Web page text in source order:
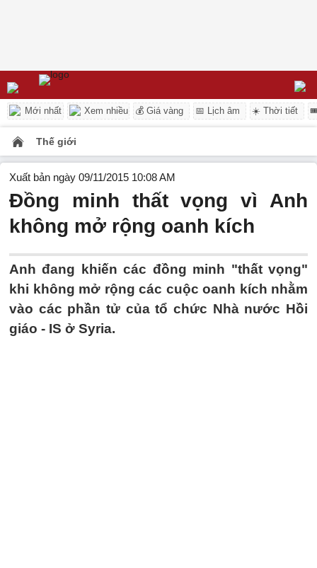
Mới nhất Xem nhiều 💰 Giá vàng 📅 Lịch âm ☀️ Thời tiết
Thế giới
Xuất bản ngày 09/11/2015 10:08 AM
Đồng minh thất vọng vì Anh
không mở rộng oanh kích
Anh đang khiến các đồng minh "thất vọng"
khi không mở rộng các cuộc oanh kích nhằm
vào các phần tử của tổ chức Nhà nước Hồi
giáo - IS ở Syria.